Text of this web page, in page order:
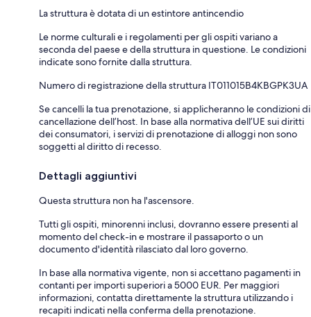
La struttura è dotata di un estintore antincendio
Le norme culturali e i regolamenti per gli ospiti variano a
seconda del paese e della struttura in questione. Le condizioni
indicate sono fornite dalla struttura.
Numero di registrazione della struttura IT011015B4KBGPK3UA
Se cancelli la tua prenotazione, si applicheranno le condizioni di
cancellazione dell’host. In base alla normativa dell’UE sui diritti
dei consumatori, i servizi di prenotazione di alloggi non sono
soggetti al diritto di recesso.
Dettagli aggiuntivi
Questa struttura non ha l'ascensore.
Tutti gli ospiti, minorenni inclusi, dovranno essere presenti al
momento del check-in e mostrare il passaporto o un
documento d'identità rilasciato dal loro governo.
In base alla normativa vigente, non si accettano pagamenti in
contanti per importi superiori a 5000 EUR. Per maggiori
informazioni, contatta direttamente la struttura utilizzando i
recapiti indicati nella conferma della prenotazione.